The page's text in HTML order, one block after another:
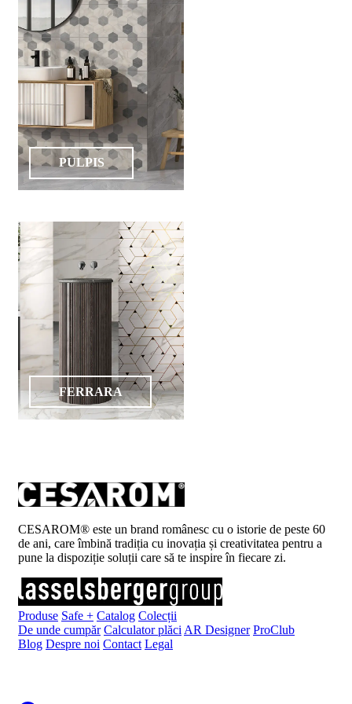
PULPIS
FERRARA
CESAROM® este un brand românesc cu o istorie de peste 60
de ani, care îmbină tradiția cu inovația și creativitatea pentru a
pune la dispoziție soluții care să te inspire în fiecare zi.
Produse Safe + Catalog Colecții
De unde cumpăr Calculator plăci AR Designer ProClub
Blog Despre noi Contact Legal